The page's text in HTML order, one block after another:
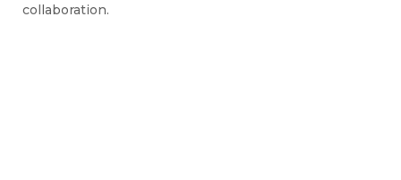
collaboration.